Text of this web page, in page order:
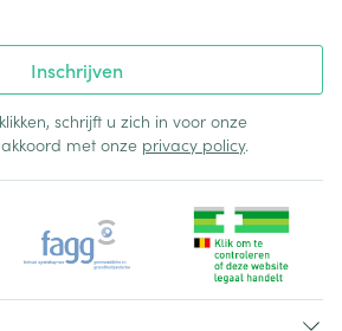
Inschrijven
schrijft u zich in voor onze
met onze privacy policy.